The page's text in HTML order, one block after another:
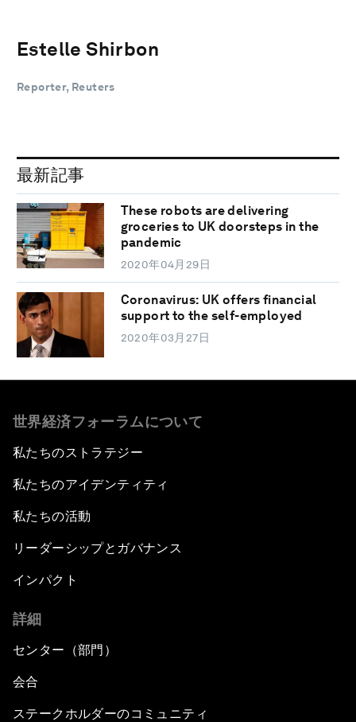
Estelle Shirbon
Reporter, Reuters
最新記事
These robots are delivering
groceries to UK doorsteps in the
pandemic
2020年04月29日
Coronavirus: UK offers financial
support to the self-employed
2020年03月27日
世界経済フォーラムについて
私たちのストラテジー
私たちのアイデンティティ
私たちの活動
リーダーシップとガバナンス
インパクト
詳細
センター（部門）
会合
ステークホルダーのコミュニティ